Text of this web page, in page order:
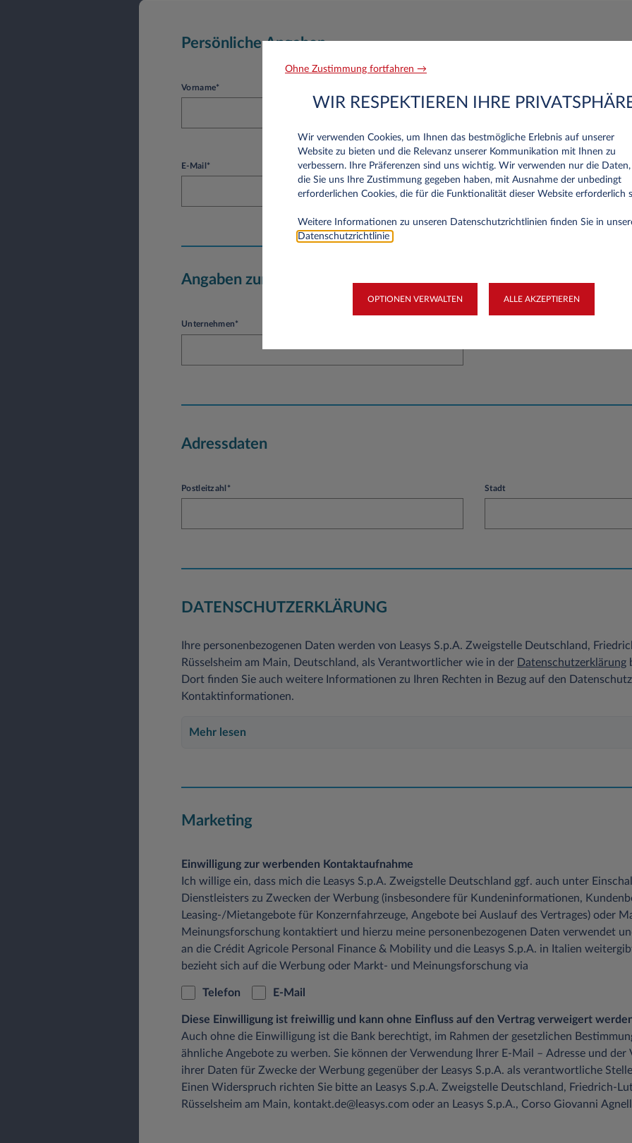
Persönliche Angaben
Vorname*
E-Mail* Telefon
Angaben zum Unternehmen
Unternehmen*
Adressdaten
Postleitzahl* Stadt
DATENSCHUTZERKLÄRUNG
Ihre personenbezogenen Daten werden von Leasys S.p.A. Zweigstelle Deutschland,
Rüsselsheim am Main, Deutschland, als Verantwortlicher wie in der Datenschutzerklärung
Dort finden Sie auch weitere Informationen zu Ihren Rechten in Bezug auf den
Kontaktinformationen.
Mehr lesen
Marketing
Einwilligung zur werbenden Kontaktaufnahme
Ich willige ein, dass mich die Leasys S.p.A. Zweigstelle Deutschland ggf. auch unter
Dienstleisters zu Zwecken der Werbung (insbesondere für Kundeninformationen,
Leasing-/Mietangebote für Konzernfahrzeuge, Angebote bei Auslauf des Vertrages) oder
Meinungsforschung kontaktiert und hierzu meine personenbezogenen Daten verwendet
an die Crédit Agricole Personal Finance & Mobility und die Leasys S.p.A. in Italien
bezieht sich auf die Werbung oder Markt- und Meinungsforschung via
Telefon E-Mail
Diese Einwilligung ist freiwillig und kann ohne Einfluss auf den Vertrag verweigert
Auch ohne die Einwilligung ist die Bank berechtigt, im Rahmen der gesetzlichen
ähnliche Angebote zu werben. Sie können der Verwendung Ihrer E-Mail – Adresse und
ihrer Daten für Zwecke der Werbung gegenüber der Leasys S.p.A. als verantwortliche
Einen Widerspruch richten Sie bitte an Leasys S.p.A. Zweigstelle Deutschland, Friedrich-
Rüsselsheim am Main, kontakt.de@leasys.com oder an Leasys S.p.A., Corso Giovanni
Ohne Zustimmung fortfahren →
WIR RESPEKTIEREN IHRE
Wir verwenden Cookies, um Ihnen das bestmögliche Erlebnis auf unserer
Website zu bieten und die Relevanz unserer Kommunikation mit Ihnen zu
verbessern. Ihre Präferenzen sind uns wichtig. Wir verwenden nur die
die Sie uns Ihre Zustimmung gegeben haben, mit Ausnahme der unbedingt
erforderlichen Cookies, die für die Funktionalität dieser Website erforderlich
Weitere Informationen zu unseren Datenschutzrichtlinien finden Sie in
Datenschutzrichtlinie
OPTIONEN VERWALTEN ALLE AKZEPTIEREN